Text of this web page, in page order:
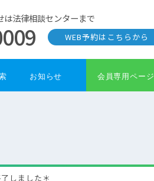
法律相談センターまで
WEB予約はこちらから
お知らせ 会員専用ページ
しました＊